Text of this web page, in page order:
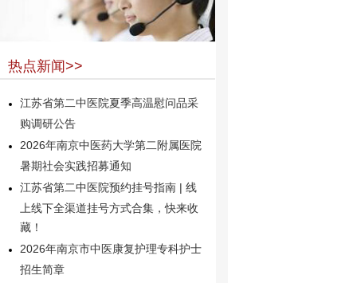
热点新闻>>
江苏省第二中医院夏季高温慰问品采
购调研公告
2026年南京中医药大学第二附属医院
暑期社会实践招募通知
江苏省第二中医院预约挂号指南 | 线
上线下全渠道挂号方式合集，快来收
藏！
2026年南京市中医康复护理专科护士
招生简章